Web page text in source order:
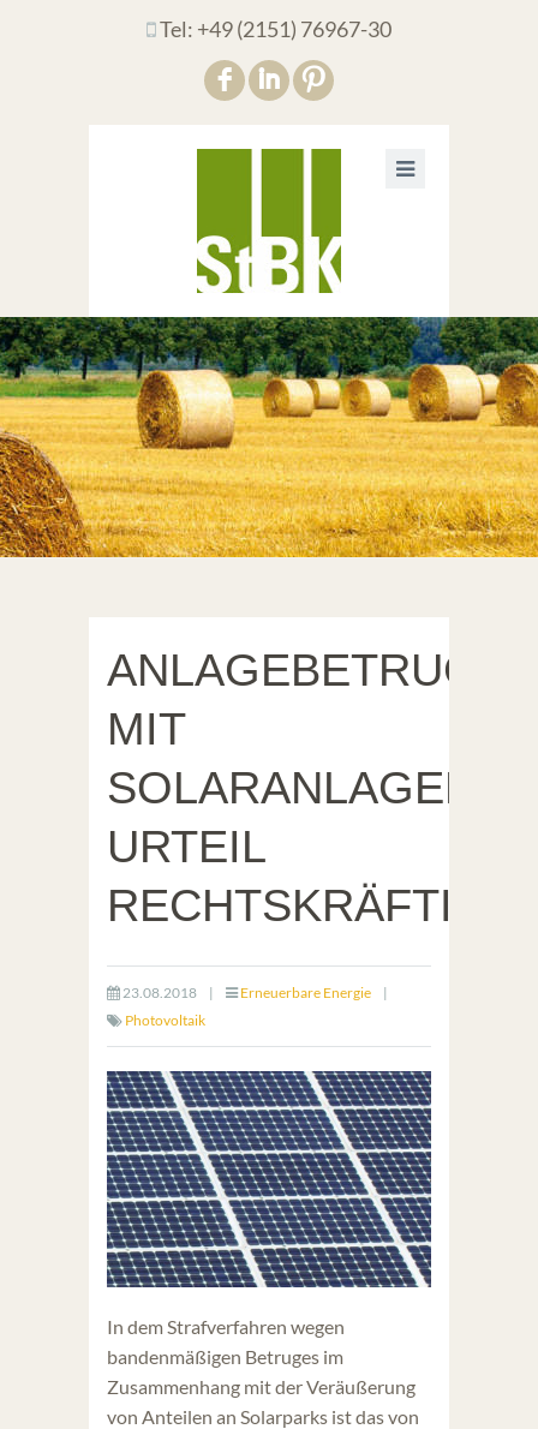
F I :
Tel: +49 (2151) 76967-30
ANLAGEBETRUG
MIT
SOLARANLAGEN:
URTEIL
RECHTSKRÄFTIG
23.08.2018 | Erneuerbare Energie
|
Photovoltaik
In dem Strafverfahren wegen
bandenmäßigen Betruges im
Zusammenhang mit der Veräußerung
von Anteilen an Solarparks ist das von